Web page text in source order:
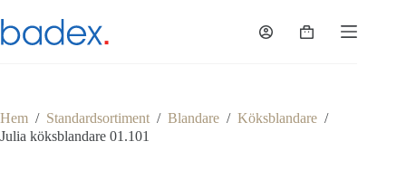
till
innehåll
Varukorg
Hem / Standardsortiment / Blandare / Köksblandare /
Julia köksblandare 01.101